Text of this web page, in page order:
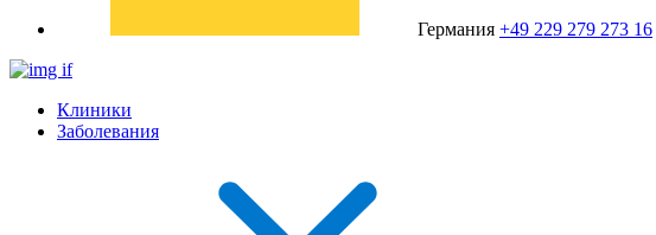
Германия +49 229 279 273 16
Клиники
Заболевания